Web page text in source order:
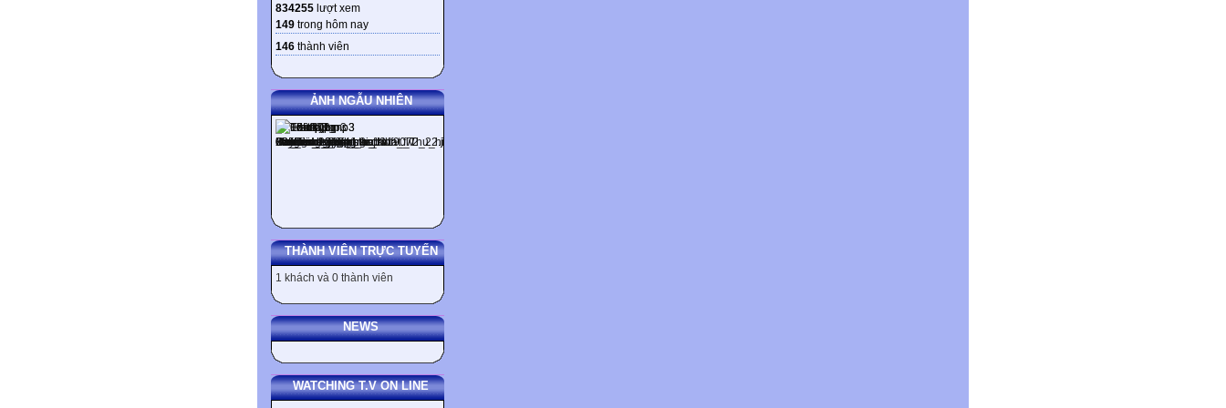
834255 lượt xem
149 trong hôm nay
146 thành viên
ẢNH NGẪU NHIÊN
THÀNH VIÊN TRỰC TUYẾN
1 khách và 0 thành viên
NEWS
WATCHING T.V ON LINE